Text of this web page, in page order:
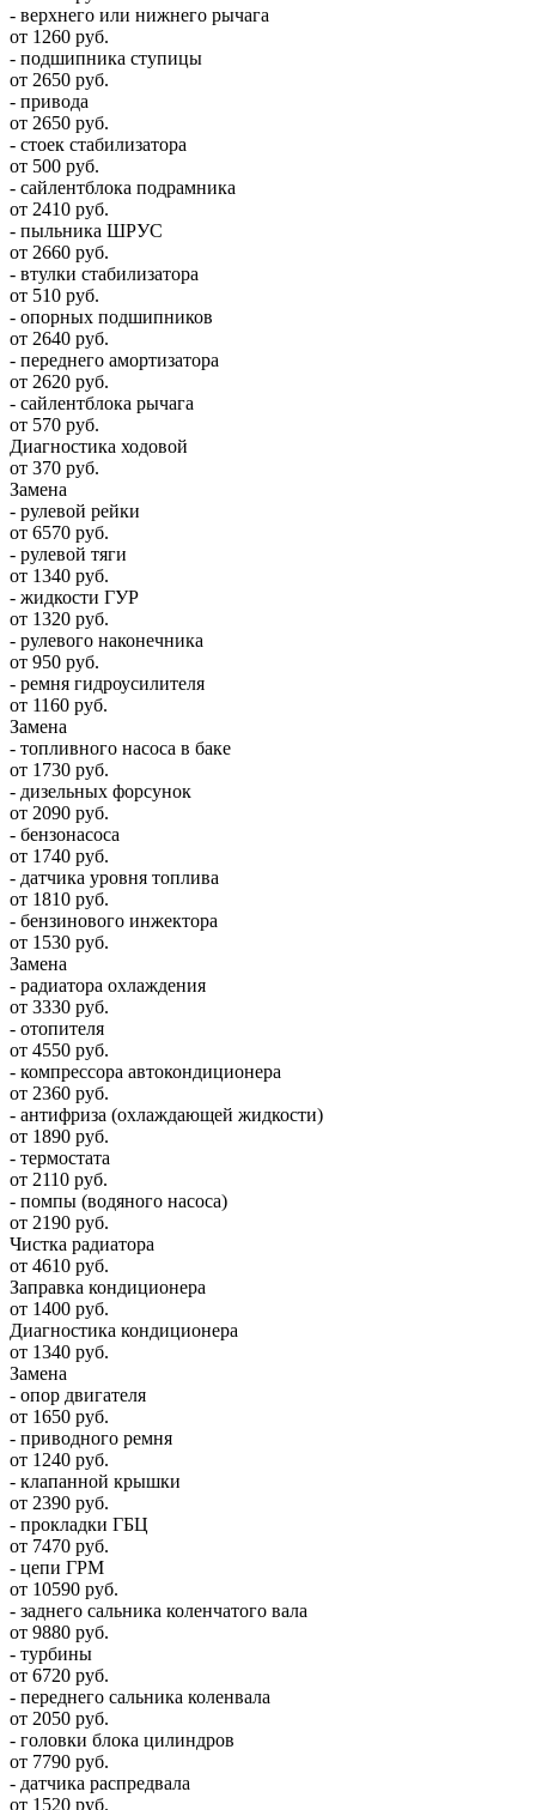
- верхнего или нижнего рычага
от 1260 руб.
- подшипника ступицы
от 2650 руб.
- привода
от 2650 руб.
- стоек стабилизатора
от 500 руб.
- сайлентблока подрамника
от 2410 руб.
- пыльника ШРУС
от 2660 руб.
- втулки стабилизатора
от 510 руб.
- опорных подшипников
от 2640 руб.
- переднего амортизатора
от 2620 руб.
- сайлентблока рычага
от 570 руб.
Диагностика ходовой
от 370 руб.
Замена
- рулевой рейки
от 6570 руб.
- рулевой тяги
от 1340 руб.
- жидкости ГУР
от 1320 руб.
- рулевого наконечника
от 950 руб.
- ремня гидроусилителя
от 1160 руб.
Замена
- топливного насоса в баке
от 1730 руб.
- дизельных форсунок
от 2090 руб.
- бензонасоса
от 1740 руб.
- датчика уровня топлива
от 1810 руб.
- бензинового инжектора
от 1530 руб.
Замена
- радиатора охлаждения
от 3330 руб.
- отопителя
от 4550 руб.
- компрессора автокондиционера
от 2360 руб.
- антифриза (охлаждающей жидкости)
от 1890 руб.
- термостата
от 2110 руб.
- помпы (водяного насоса)
от 2190 руб.
Чистка радиатора
от 4610 руб.
Заправка кондиционера
от 1400 руб.
Диагностика кондиционера
от 1340 руб.
Замена
- опор двигателя
от 1650 руб.
- приводного ремня
от 1240 руб.
- клапанной крышки
от 2390 руб.
- прокладки ГБЦ
от 7470 руб.
- цепи ГРМ
от 10590 руб.
- заднего сальника коленчатого вала
от 9880 руб.
- турбины
от 6720 руб.
- переднего сальника коленвала
от 2050 руб.
- головки блока цилиндров
от 7790 руб.
- датчика распредвала
от 1520 руб.